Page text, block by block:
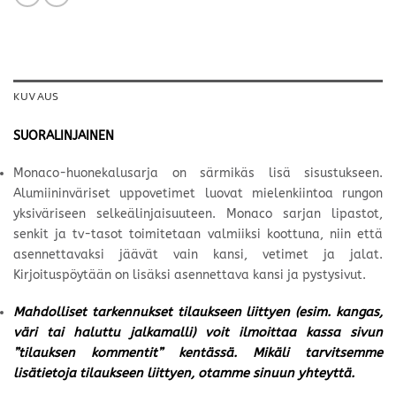
KUVAUS
SUORALINJAINEN
Monaco-huonekalusarja on särmikäs lisä sisustukseen.
Alumiininväriset uppovetimet luovat mielenkiintoa rungon
yksiväriseen selkeälinjaisuuteen. Monaco sarjan lipastot,
senkit ja tv-tasot toimitetaan valmiiksi koottuna, niin että
asennettavaksi jäävät vain kansi, vetimet ja jalat.
Kirjoituspöytään on lisäksi asennettava kansi ja pystysivut.
Mahdolliset tarkennukset tilaukseen liittyen (esim. kangas,
väri tai haluttu jalkamalli) voit ilmoittaa kassa sivun
”tilauksen kommentit” kentässä. Mikäli tarvitsemme
lisätietoja tilaukseen liittyen, otamme sinuun yhteyttä.